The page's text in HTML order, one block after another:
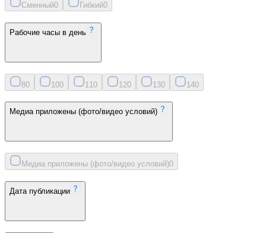
Сменный0 Гибкий0
Рабочие часы в день
80 100 11 0 120 130 140
Медиа приложены (фото/видео условий)
Медиа приложены (фото/видео условий)0
Дата публикации